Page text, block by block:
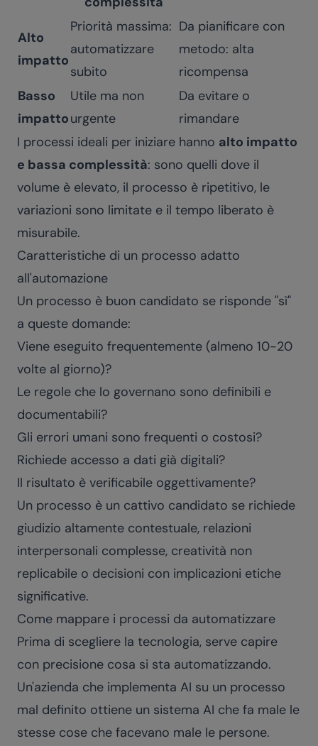
Alto
impatto
Priorità massima:
automatizzare
subito
Da pianificare con
metodo: alta
ricompensa
Basso
impatto
Utile ma non
urgente
Da evitare o
rimandare
I processi ideali per iniziare hanno alto impatto
e bassa complessità: sono quelli dove il
volume è elevato, il processo è ripetitivo, le
variazioni sono limitate e il tempo liberato è
misurabile.
Caratteristiche di un processo adatto
all'automazione
Un processo è buon candidato se risponde "sì"
a queste domande:
Viene eseguito frequentemente (almeno 10-20
volte al giorno)?
Le regole che lo governano sono definibili e
documentabili?
Gli errori umani sono frequenti o costosi?
Richiede accesso a dati già digitali?
Il risultato è verificabile oggettivamente?
Un processo è un cattivo candidato se richiede
giudizio altamente contestuale, relazioni
interpersonali complesse, creatività non
replicabile o decisioni con implicazioni etiche
significative.
Come mappare i processi da automatizzare
Prima di scegliere la tecnologia, serve capire
con precisione cosa si sta automatizzando.
Un'azienda che implementa AI su un processo
mal definito ottiene un sistema AI che fa male le
stesse cose che facevano male le persone.